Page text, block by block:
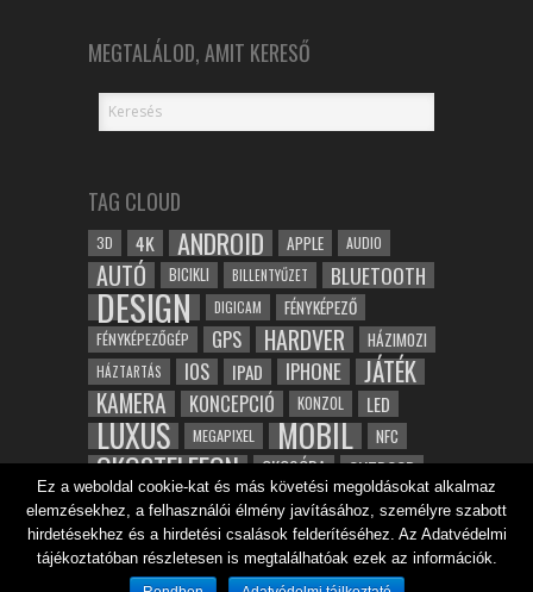
MEGTALÁLOD, AMIT KERESŐ
TAG CLOUD
3D 4K ANDROID APPLE AUDIO
AUTÓ BICIKLI BILLENTYŰZET BLUETOOTH
DESIGN DIGICAM FÉNYKÉPEZŐ
FÉNYKÉPEZŐGÉP GPS HARDVER HÁZIMOZI
HÁZTARTÁS IOS IPAD IPHONE JÁTÉK
KAMERA KONCEPCIÓ KONZOL LED
LUXUS MEGAPIXEL MOBIL NFC
OKOSTELEFON OKOSÓRA OUTDOOR
ROBOT SAMSUNG SPORT TABLET
TESZT VIDEÓ VÍZÁLLÓ WIFI ZENE ZÖLD
ÉPÍTÉSZET ÉRINTŐKÉPERNYŐ ÓRA
Ez a weboldal cookie-kat és más követési megoldásokat alkalmaz
elemzésekhez, a felhasználói élmény javításához, személyre szabott
hirdetésekhez és a hirdetési csalások felderítéséhez. Az Adatvédelmi
tájékoztatóban részletesen is megtalálhatóak ezek az információk.